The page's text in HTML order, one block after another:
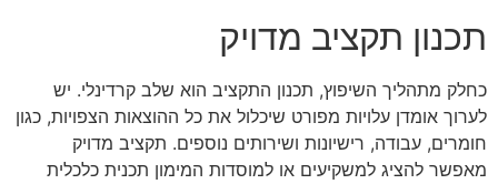
תכנון תקציב מדויק
כחלק מתהליך השיפוץ, תכנון התקציב הוא שלב קרדינלי. יש
לערוך אומדן עלויות מפורט שיכלול את כל ההוצאות הצפויות, כגון
חומרים, עבודה, רישיונות ושירותים נוספים. תקציב מדויק
מאפשר להציג למשקיעים או למוסדות המימון תכנית כלכלית